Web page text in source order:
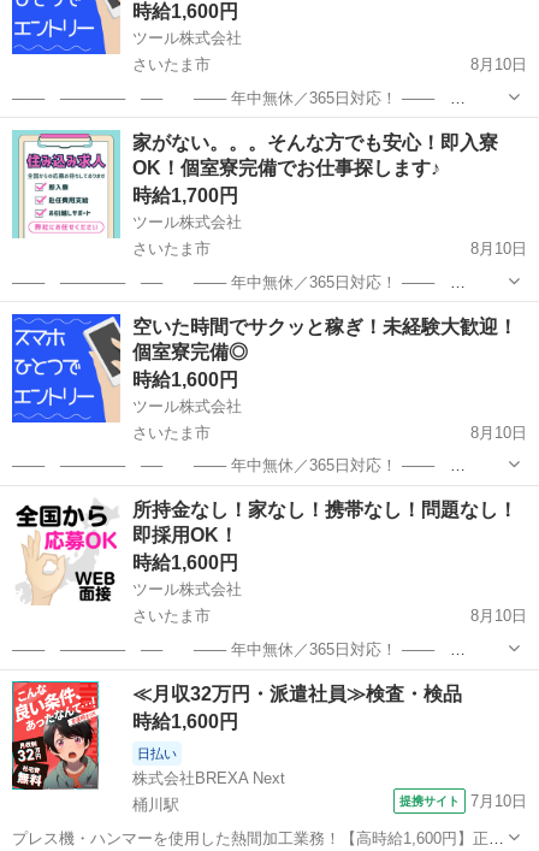
時給1,600円
ツール株式会社
さいたま市
8月10日
─── ────── ── ─── 年中無休／365日対応！ ───
────── ── ─── まずはお電話、メッセージ、LINEで相談可能
♪ ─── ────── ── ─── ＜ポイン...
埼玉 さいたま市
家がない。。。そんな方でも安心！即入寮
OK！個室寮完備でお仕事探します♪
時給1,700円
ツール株式会社
さいたま市
8月10日
─── ────── ── ─── 年中無休／365日対応！ ───
────── ── ─── まずはお電話、メッセージ、LINEで相談可能
♪ ─── ────── ── ─── ＜ポイン...
埼玉 さいたま市 工場 個室
空いた時間でサクッと稼ぎ！未経験大歓迎！
個室寮完備◎
時給1,600円
ツール株式会社
さいたま市
8月10日
─── ────── ── ─── 年中無休／365日対応！ ───
────── ── ─── まずはお電話、メッセージ、LINEで相談可能
♪ ─── ────── ── ─── ＜ポイン...
さいたま市 工場 個室
所持金なし！家なし！携帯なし！問題なし！
即採用OK！
時給1,600円
ツール株式会社
さいたま市
8月10日
─── ────── ── ─── 年中無休／365日対応！ ───
────── ── ─── まずはお電話、メッセージ、LINEで相談可能
♪ ─── ────── ── ─── ＜ポイン...
埼玉 さいたま市 工場
≪月収32万円・派遣社員≫検査・検品
時給1,600円
日払い
株式会社BREXA Next
桶川駅
提携サイト 7月10日
プレス機・ハンマーを使用した熱間加工業務！【高時給1,600円】正社